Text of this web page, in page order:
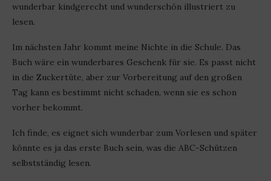
wunderbar kindgerecht und wunderschön illustriert zu
lesen.
Im nächsten Jahr kommt meine Nichte in die Schule. Das
Buch wäre ein wunderbares Geschenk für sie. Es passt nicht
in die Zuckertüte, aber zur Vorbereitung auf den großen
Tag kann es bestimmt nicht schaden, wenn sie es schon
vorher bekommt.
Ich finde, es eignet sich wunderbar zum Vorlesen und später
könnte es ja das erste Buch sein, was die ABC-Schützen
selbstständig lesen.